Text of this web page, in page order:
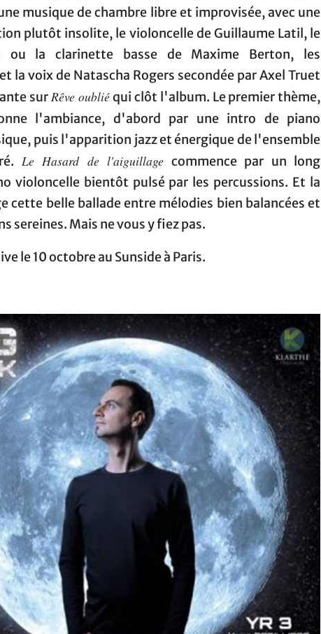
musique de chambre libre et improvisée, avec une
plutôt insolite, le violoncelle de Guillaume Latil, le
ou la clarinette basse de Maxime Berton, les
la voix de Natascha Rogers secondée par Axel Truet
surRêve oubliéqui clôt l'album. Le premier thème,
l'ambiance, d'abord par une intro de piano
puis l'apparition jazz et énergique de l'ensemble
Le Hasard de l'aiguillage commence par un long
violoncelle bientôt pulsé par les percussions. Et la
cette belle ballade entre mélodies bien balancées et
sereines. Mais ne vous y fiez pas.
le 10 octobre au Sunside à Paris.